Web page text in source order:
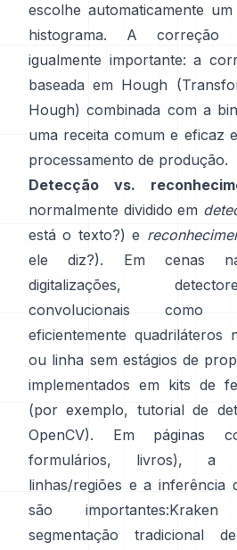
escolhe automaticamente
histograma. A
igualmente importante: a
baseada em Hough (
Hough) combinada com a
uma receita comum e eficaz
processamento de produção.
Detecção vs.
normalmente dividido em
está o texto?) e
ele diz?). Em cenas
digitalizações,
convolucionais como
eficientemente quadriláteros
ou linha sem estágios de
implementados em kits de
(por exemplo, tutorial de
OpenCV). Em páginas
formulários, livros), a
linhas/regiões e a inferência
são importantes:Kraken
segmentação tradicional